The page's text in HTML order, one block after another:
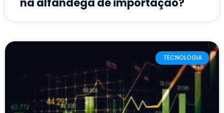
TECNOLOGIA